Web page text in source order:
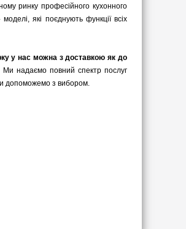
ринку професійного кухонного
які поєднують функції всіх
у нас можна з доставкою як до
Ми надаємо повний спектр послуг
допоможемо з вибором.